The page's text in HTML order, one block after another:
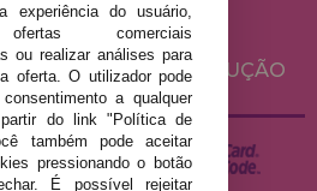
DE COOKIES
DEVOLUÇÕES
DE LIVRE RESOLUÇÃO
experiência do usuário,
comerciais
ou realizar análises para
oferta. O utilizador pode
a qualquer
do link "Política de
também pode aceitar
pressionando o botão
É possível rejeitar